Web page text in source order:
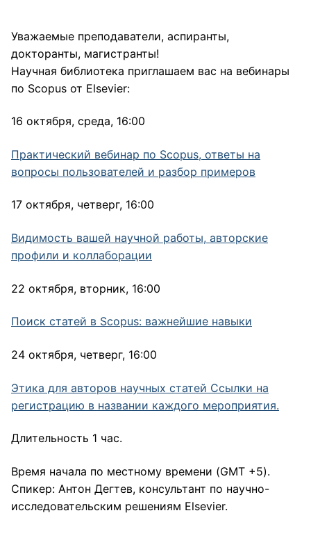
Уважаемые преподаватели, аспиранты,
докторанты, магистранты!
Научная библиотека приглашаем вас на вебинары
по Scopus от Elsevier:
16 октября, среда, 16:00
Практический вебинар по Scopus, ответы на
вопросы пользователей и разбор примеров
17 октября, четверг, 16:00
Видимость вашей научной работы, авторские
профили и коллаборации
22 октября, вторник, 16:00
Поиск статей в Scopus: важнейшие навыки
24 октября, четверг, 16:00
Этика для авторов научных статей Ссылки на
регистрацию в названии каждого мероприятия.
Длительность 1 час.
Время начала по местному времени (GMT +5).
Спикер: Антон Дегтев, консультант по научно-
исследовательским решениям Elsevier.